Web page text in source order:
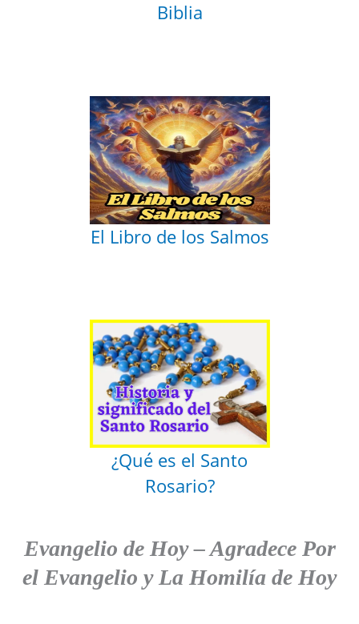
Biblia
El Libro de los Salmos
¿Qué es el Santo
Rosario?
Evangelio de Hoy–Agradece Por
el Evangelio y La Homilía de Hoy